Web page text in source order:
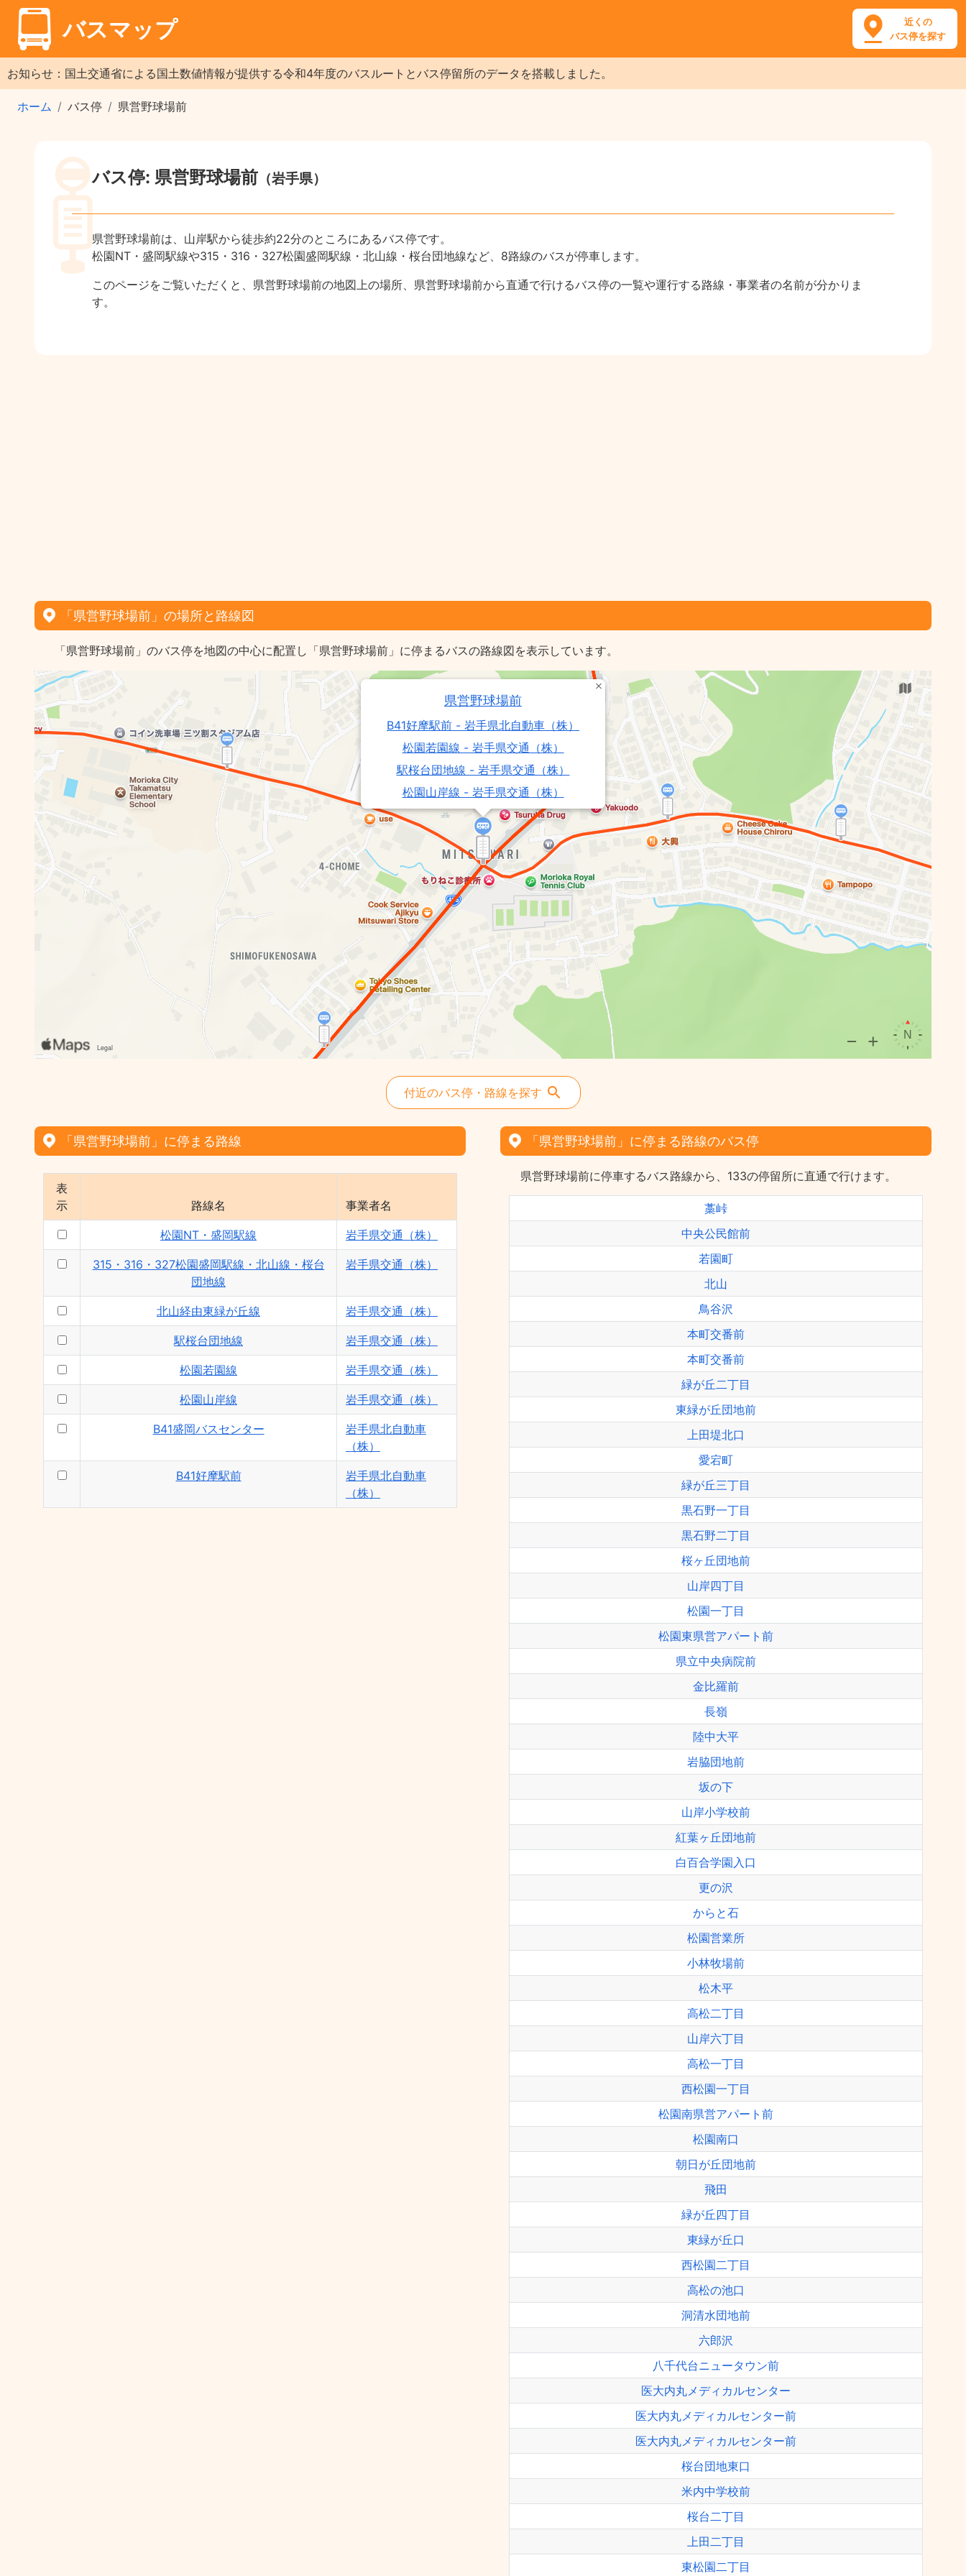
バスマップ
近くの
バス停を探す
お知らせ：国土交通省による国土数値情報が提供する令和4年度のバスルートとバス停留所のデータを搭載しました。
ホーム バス停 県営野球場前
バス停: 県営野球場前 （岩手県）
県営野球場前は、山岸駅から徒歩約22分のところにあるバス停です。
松園NT・盛岡駅線や315・316・327松園盛岡駅線・北山線・桜台団地線など、8路線のバスが停車します。
このページをご覧いただくと、県営野球場前の地図上の場所、県営野球場前から直通で行けるバス停の一覧や運行する路線・事業者の名前が分かりま
す。
「県営野球場前」の場所と路線図
「県営野球場前」のバス停を地図の中心に配置し「県営野球場前」に停まるバスの路線図を表示しています。
県営野球場前
B41好摩駅前 - 岩手県北自動車（株）
松園若園線 - 岩手県交通（株）
駅桜台団地線 - 岩手県交通（株）
松園山岸線 - 岩手県交通（株）
松園NT・盛岡駅線 - 岩手県交通（株）
B41盛岡バスセンター - 岩手県北自動車
（株）
北山経由東緑が丘線 - 岩手県交通（株）
315・316・327松園盛岡駅線・北山線・桜
台団地線 - 岩手県交通（株）
付近のバス停・路線を探す
「県営野球場前」に停まる路線
表
示
路線名 事業者名
松園NT・盛岡駅線 岩手県交通（株）
315・316・327松園盛岡駅線・北山線・桜台
団地線
岩手県交通（株）
北山経由東緑が丘線 岩手県交通（株）
駅桜台団地線 岩手県交通（株）
松園若園線 岩手県交通（株）
松園山岸線 岩手県交通（株）
B41盛岡バスセンター
岩手県北自動車
（株）
B41好摩駅前
岩手県北自動車
（株）
「県営野球場前」に停まる路線のバス停
県営野球場前に停車するバス路線から、133の停留所に直通で行けます。
藁峠
中央公民館前
若園町
北山
鳥谷沢
本町交番前
本町交番前
緑が丘二丁目
東緑が丘団地前
上田堤北口
愛宕町
緑が丘三丁目
黒石野一丁目
黒石野二丁目
桜ヶ丘団地前
山岸四丁目
松園一丁目
松園東県営アパート前
県立中央病院前
金比羅前
長嶺
陸中大平
岩脇団地前
坂の下
山岸小学校前
紅葉ヶ丘団地前
白百合学園入口
更の沢
からと石
松園営業所
小林牧場前
松木平
高松二丁目
山岸六丁目
高松一丁目
西松園一丁目
松園南県営アパート前
松園南口
朝日が丘団地前
飛田
緑が丘四丁目
東緑が丘口
西松園二丁目
高松の池口
洞清水団地前
六郎沢
八千代台ニュータウン前
医大内丸メディカルセンター
医大内丸メディカルセンター前
医大内丸メディカルセンター前
桜台団地東口
米内中学校前
桜台二丁目
上田二丁目
東松園二丁目